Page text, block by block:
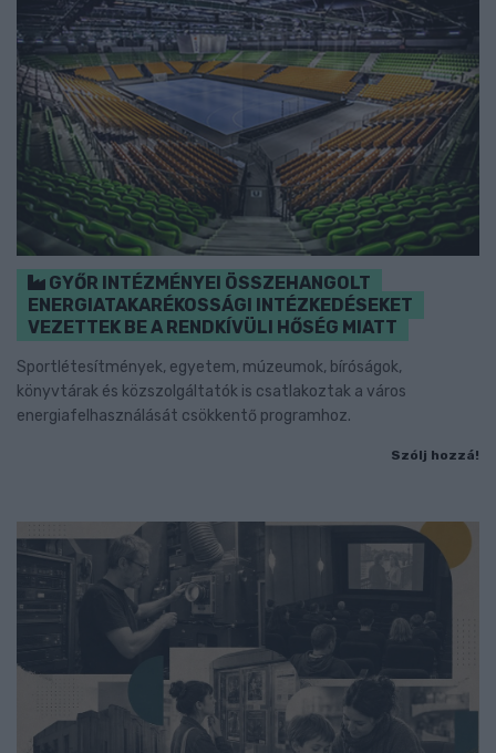
GYŐR INTÉZMÉNYEI ÖSSZEHANGOLT
ENERGIATAKARÉKOSSÁGI INTÉZKEDÉSEKET
VEZETTEK BE A RENDKÍVÜLI HŐSÉG MIATT
Sportlétesítmények, egyetem, múzeumok, bíróságok,
könyvtárak és közszolgáltatók is csatlakoztak a város
energiafelhasználását csökkentő programhoz.
Szólj hozzá!